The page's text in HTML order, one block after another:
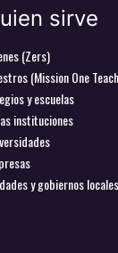
sirve
(Zers)
(Mission One
y escuelas
instituciones
y gobiernos locales